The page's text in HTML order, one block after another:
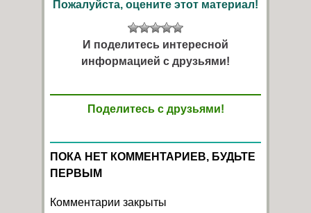
Пожалуйста, оцените этот материал!
И поделитесь интересной
информацией с друзьями!
Поделитесь с друзьями!
ПОКА НЕТ КОММЕНТАРИЕВ, БУДЬТЕ
ПЕРВЫМ
Комментарии закрыты